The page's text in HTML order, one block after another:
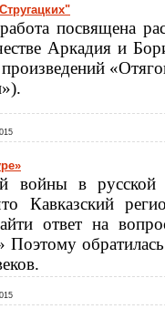
работа посвящена
Аркадия и
произведений
войны в русской
Кавказский
ответ на
Поэтому